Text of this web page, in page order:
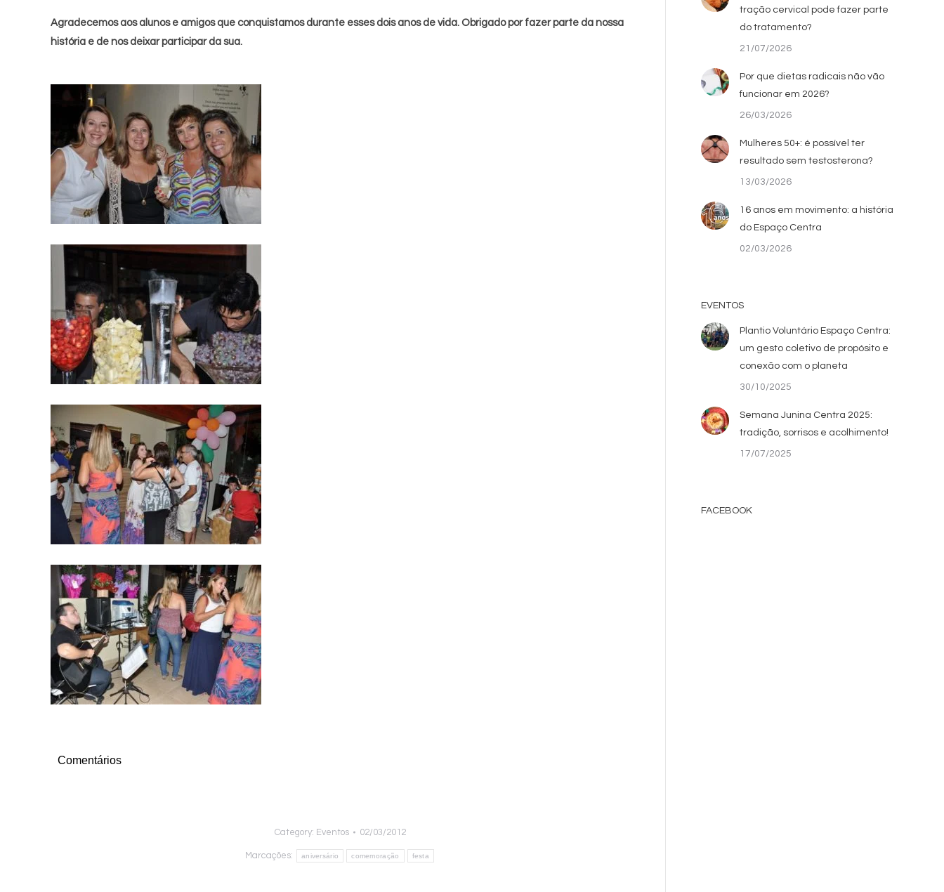
Agradecemos aos alunos e amigos que conquistamos durante esses dois anos de vida. Obrigado por fazer parte da nossa
história e de nos deixar participar da sua.
Comentários
Category: Eventos 02/03/2012
Marcações: aniversário comemoração festa
tração cervical pode fazer parte
do tratamento?
21/07/2026
Por que dietas radicais não vão
funcionar em 2026?
26/03/2026
Mulheres 50+: é possível ter
resultado sem testosterona?
13/03/2026
16 anos em movimento: a história
do Espaço Centra
02/03/2026
EVENTOS
Plantio Voluntário Espaço Centra:
um gesto coletivo de propósito e
conexão com o planeta
30/10/2025
Semana Junina Centra 2025:
tradição, sorrisos e acolhimento!
17/07/2025
FACEBOOK